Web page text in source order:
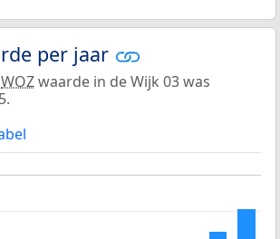
per jaar
WOZwaarde in de Wijk 03 was